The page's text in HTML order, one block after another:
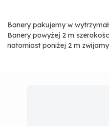
Banery pakujemy w
Banery powyżej 2 m
natomiast poniżej 2 m